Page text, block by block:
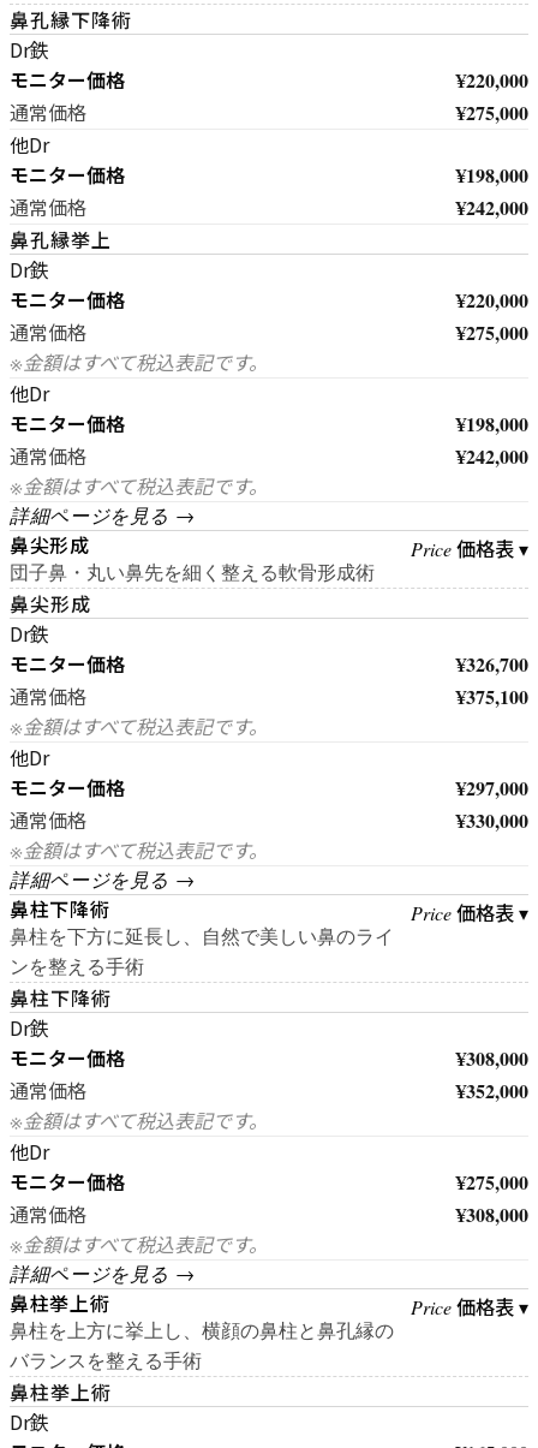
鼻孔縁下降術
Dr鉄
モニター価格 ¥220,000
通常価格 ¥275,000
他Dr
モニター価格 ¥198,000
通常価格 ¥242,000
鼻孔縁挙上
Dr鉄
モニター価格 ¥220,000
通常価格 ¥275,000
※金額はすべて税込表記です。
他Dr
モニター価格 ¥198,000
通常価格 ¥242,000
※金額はすべて税込表記です。
詳細ページを見る →
鼻尖形成
団子鼻・丸い鼻先を細く整える軟骨形成術
Price価格表 ▾
鼻尖形成
Dr鉄
モニター価格 ¥326,700
通常価格 ¥375,100
※金額はすべて税込表記です。
他Dr
モニター価格 ¥297,000
通常価格 ¥330,000
※金額はすべて税込表記です。
詳細ページを見る →
鼻柱下降術
鼻柱を下方に延長し、自然で美しい鼻のライ
ンを整える手術
Price価格表 ▾
鼻柱下降術
Dr鉄
モニター価格 ¥308,000
通常価格 ¥352,000
※金額はすべて税込表記です。
他Dr
モニター価格 ¥275,000
通常価格 ¥308,000
※金額はすべて税込表記です。
詳細ページを見る →
鼻柱挙上術
鼻柱を上方に挙上し、横顔の鼻柱と鼻孔縁の
バランスを整える手術
Price価格表 ▾
鼻柱挙上術
Dr鉄